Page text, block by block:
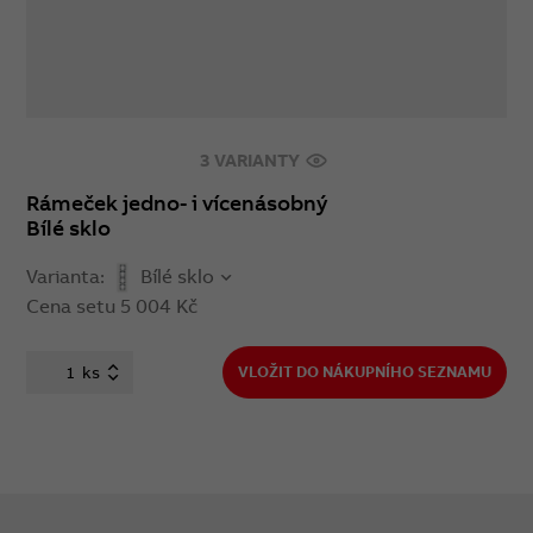
3 VARIANTY
Rámeček jedno- i vícenásobný
Bílé sklo
Varianta:
Bílé sklo
Cena setu 5 004 Kč
ks VLOŽIT DO NÁKUPNÍHO SEZNAMU